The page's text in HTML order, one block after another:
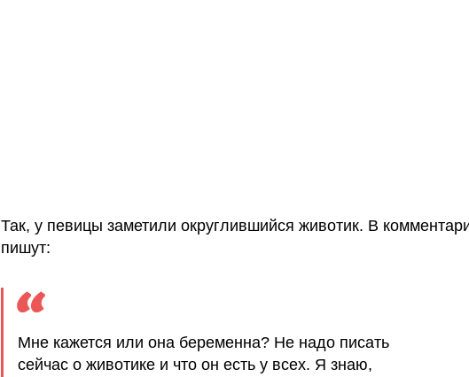
Так, у певицы заметили округлившийся животик. В
пишут:
Мне кажется или она беременна? Не надо писать
сейчас о животике и что он есть у всех. Я знаю,